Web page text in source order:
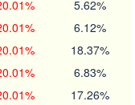
5.62%
6.12%
18.37%
6.83%
17.26%